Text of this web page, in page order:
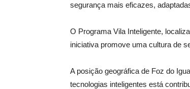
segurança mais eficazes,
O Programa Vila Inteligente,
iniciativa promove uma cultura de
A posição geográfica de Foz do
tecnologias inteligentes está